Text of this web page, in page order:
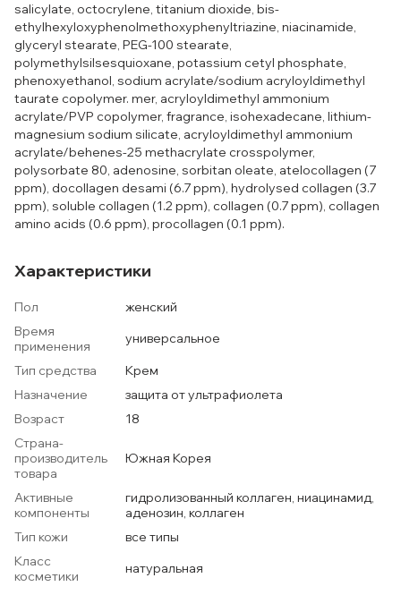
salicylate, octocrylene, titanium dioxide, bis-
ethylhexyloxyphenolmethoxyphenyltriazine, niacinamide,
glyceryl stearate, PEG-100 stearate,
polymethylsilsesquioxane, potassium cetyl phosphate,
phenoxyethanol, sodium acrylate/sodium acryloyldimethyl
taurate copolymer. mer, acryloyldimethyl ammonium
acrylate/PVP copolymer, fragrance, isohexadecane, lithium-
magnesium sodium silicate, acryloyldimethyl ammonium
acrylate/behenes-25 methacrylate crosspolymer,
polysorbate 80, adenosine, sorbitan oleate, atelocollagen (7
ppm), docollagen desami (6.7 ppm), hydrolysed collagen (3.7
ppm), soluble collagen (1.2 ppm), collagen (0.7 ppm), collagen
amino acids (0.6 ppm), procollagen (0.1 ppm).
Характеристики
Пол
женский
Время
применения
универсальное
Тип средства
Крем
Назначение
защита от ультрафиолета
Возраст
18
Страна-
производитель
товара
Южная Корея
Активные
компоненты
гидролизованный коллаген, ниацинамид,
аденозин, коллаген
Тип кожи
все типы
Класс
косметики
натуральная